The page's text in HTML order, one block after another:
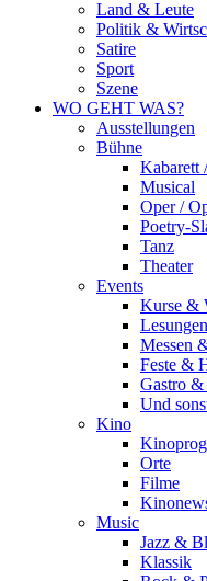
Land & Leute
Politik &
Satire
Sport
Szene
WO GEHT WAS?
Ausstellungen
Bühne
Kabarett
Musical
Oper /
Poetry-
Tanz
Theater
Events
Kurse &
Messen
Feste &
Gastro &
Und
Kino
Orte
Filme
Music
Jazz &
Klassik